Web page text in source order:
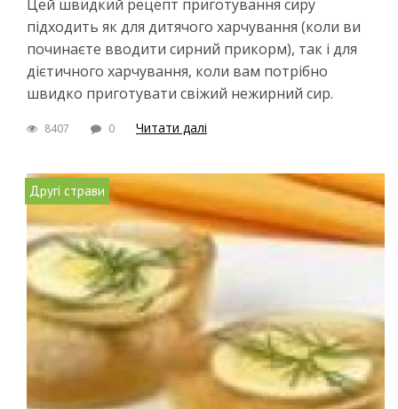
Цей швидкий рецепт приготування сиру
підходить як для дитячого харчування (коли ви
починаєте вводити сирний прикорм), так і для
дієтичного харчування, коли вам потрібно
швидко приготувати свіжий нежирний сир.
8407 0 Читати далі
Другі страви